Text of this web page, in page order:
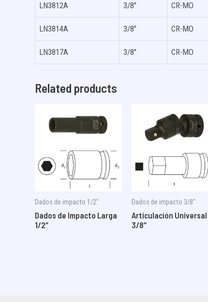
LN3812A 3/8″ CR-MO
LN3814A 3/8″ CR-MO
LN3817A 3/8″ CR-MO
Related products
Dados de impacto 1/2"
Dados de Impacto Larga
1/2″
Dados de impacto 3/8"
Articulación Universal
3/8″